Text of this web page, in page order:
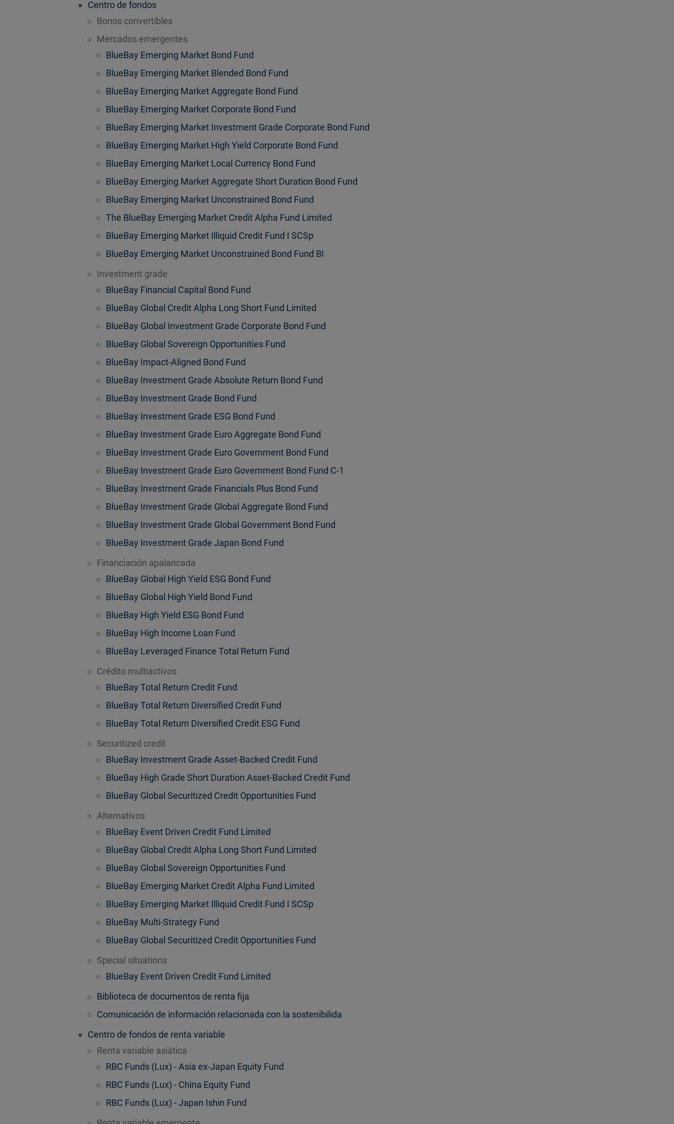
Centro de fondos
Bonos convertibles
Mercados emergentes
BlueBay Emerging Market Bond Fund
BlueBay Emerging Market Blended Bond Fund
BlueBay Emerging Market Aggregate Bond Fund
BlueBay Emerging Market Corporate Bond Fund
BlueBay Emerging Market Investment Grade Corporate Bond Fund
BlueBay Emerging Market High Yield Corporate Bond Fund
BlueBay Emerging Market Local Currency Bond Fund
BlueBay Emerging Market Aggregate Short Duration Bond Fund
BlueBay Emerging Market Unconstrained Bond Fund
The BlueBay Emerging Market Credit Alpha Fund Limited
BlueBay Emerging Market Illiquid Credit Fund I SCSp
BlueBay Emerging Market Unconstrained Bond Fund BI
Investment grade
BlueBay Financial Capital Bond Fund
BlueBay Global Credit Alpha Long Short Fund Limited
BlueBay Global Investment Grade Corporate Bond Fund
BlueBay Global Sovereign Opportunities Fund
BlueBay Impact-Aligned Bond Fund
BlueBay Investment Grade Absolute Return Bond Fund
BlueBay Investment Grade Bond Fund
BlueBay Investment Grade ESG Bond Fund
BlueBay Investment Grade Euro Aggregate Bond Fund
BlueBay Investment Grade Euro Government Bond Fund
BlueBay Investment Grade Euro Government Bond Fund C-1
BlueBay Investment Grade Financials Plus Bond Fund
BlueBay Investment Grade Global Aggregate Bond Fund
BlueBay Investment Grade Global Government Bond Fund
BlueBay Investment Grade Japan Bond Fund
Financiación apalancada
BlueBay Global High Yield ESG Bond Fund
BlueBay Global High Yield Bond Fund
BlueBay High Yield ESG Bond Fund
BlueBay High Income Loan Fund
BlueBay Leveraged Finance Total Return Fund
Crédito multiactivos
BlueBay Total Return Credit Fund
BlueBay Total Return Diversified Credit Fund
BlueBay Total Return Diversified Credit ESG Fund
Securitized credit
BlueBay Investment Grade Asset-Backed Credit Fund
BlueBay High Grade Short Duration Asset-Backed Credit Fund
BlueBay Global Securitized Credit Opportunities Fund
Alternativos
BlueBay Event Driven Credit Fund Limited
BlueBay Global Credit Alpha Long Short Fund Limited
BlueBay Global Sovereign Opportunities Fund
BlueBay Emerging Market Credit Alpha Fund Limited
BlueBay Emerging Market Illiquid Credit Fund I SCSp
BlueBay Multi-Strategy Fund
BlueBay Global Securitized Credit Opportunities Fund
Special situations
BlueBay Event Driven Credit Fund Limited
Biblioteca de documentos de renta fija
Comunicación de información relacionada con la sostenibilida
Centro de fondos de renta variable
Renta variable asiática
RBC Funds (Lux) - Asia ex-Japan Equity Fund
RBC Funds (Lux) - China Equity Fund
RBC Funds (Lux) - Japan Ishin Fund